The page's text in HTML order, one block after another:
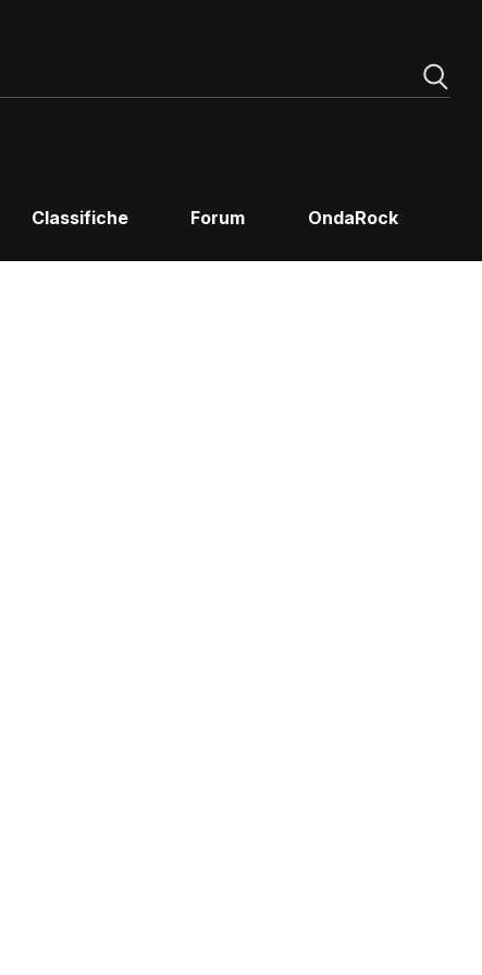
Classifiche Forum OndaRock